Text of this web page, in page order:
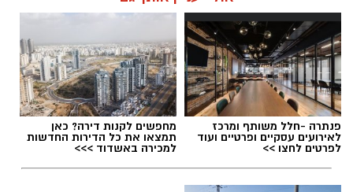
האם גם אתם כאלה?
אלדה נתנאל / 09:20 07.08.26
פנתרה -חלל משותף ומרכז
לאירועים עסקיים ופרטיים ועוד
לפרטים לחצו >>
מחפשים לקנות דירה? כאן
תמצאו את כל הדירות החדשות
למכירה באשדוד >>>